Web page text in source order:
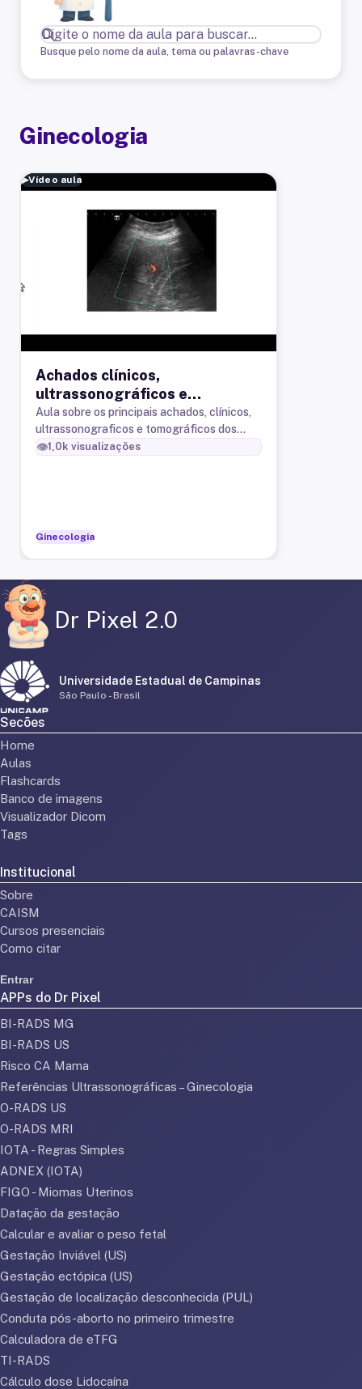
Busque pelo nome da aula, tema ou palavras-chave
Ginecologia
▶Vídeo aula
Achados clínicos,
ultrassonográficos e
tomográficos típicos dos
hemangiomas hepáticos
Aula sobre os principais achados, clínicos,
ultrassonograficos e tomográficos dos
hemangiomas hepáticos. Citamos as
👁️1,0k visualizações
Ginecologia
Dr Pixel 2.0
Universidade Estadual de Campinas
São Paulo - Brasil
Secões
Home
Aulas
Flashcards
Banco de imagens
Visualizador Dicom
Tags
Institucional
Sobre
CAISM
Cursos presenciais
Como citar
Entrar
APPs do Dr Pixel
BI-RADS MG
BI-RADS US
Risco CA Mama
Referências Ultrassonográficas – Ginecologia
O-RADS US
O-RADS MRI
IOTA - Regras Simples
ADNEX (IOTA)
FIGO - Miomas Uterinos
Datação da gestação
Calcular e avaliar o peso fetal
Gestação Inviável (US)
Gestação ectópica (US)
Gestação de localização desconhecida (PUL)
Conduta pós-aborto no primeiro trimestre
Calculadora de eTFG
TI-RADS
Cálculo dose Lidocaína